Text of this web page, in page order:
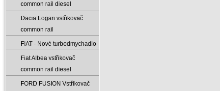
common rail diesel
Dacia Logan vstřikovač
common rail
FIAT - Nové turbodmychadlo
Fiat Albea vstřikovač
common rail diesel
FORD FUSION Vstřikovač